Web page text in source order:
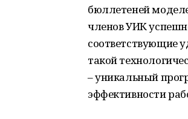
бюллетеней
членов УИК
соответствующие
такой
– уникальный
эффективности